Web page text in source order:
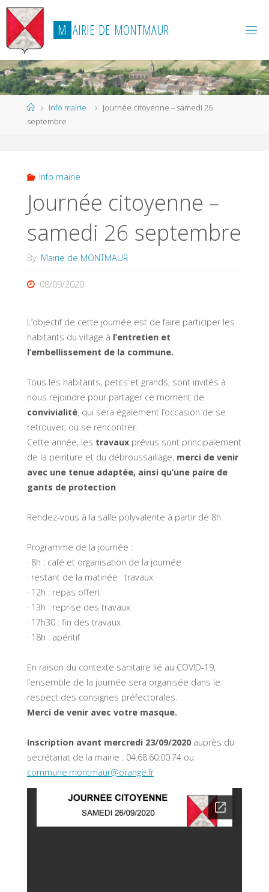
Skip
content
M AIRIE DE MONTMAUR
HomeInfo mairie
Journée citoyenne – samedi 26
septembre
Info mairie
Journée citoyenne –
samedi 26 septembre
By Mairie de MONTMAUR
08/09/2020
L’objectif de cette journée est de faire participer les
habitants du village à l’entretien et
l’embellissement de la commune.
Tous les habitants, petits et grands, sont invités à
nous rejoindre pour partager ce moment de
convivialité, qui sera également l’occasion de se
retrouver, ou se rencontrer.
Cette année, les travauxprévus sont principalement
de la peinture et du débroussaillage, merci de venir
avec une tenue adaptée, ainsi qu’une paire de
gants de protection.
Rendez-vous à la salle polyvalente à partir de 8h.
Programme de la journée :
· 8h : café et organisation de la journée
· restant de la matinée : travaux
· 12h : repas offert
· 13h : reprise des travaux
· 17h30 : fin des travaux
· 18h : apéritif
En raison du contexte sanitaire lié au COVID-19,
l’ensemble de la journée sera organisée dans le
respect des consignes préfectorales.
Merci de venir avec votre masque.
Inscription avant mercredi 23/09/2020auprès du
secrétariat de la mairie : 04.68.60.00.74 ou
commune.montmaur@orange.fr